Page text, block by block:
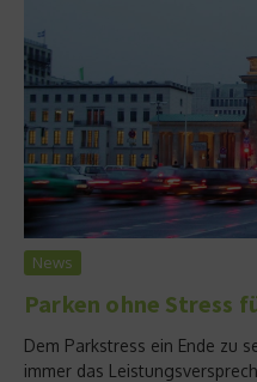
News
Parken ohne Stress
Dem Parkstress ein Ende zu
immer das